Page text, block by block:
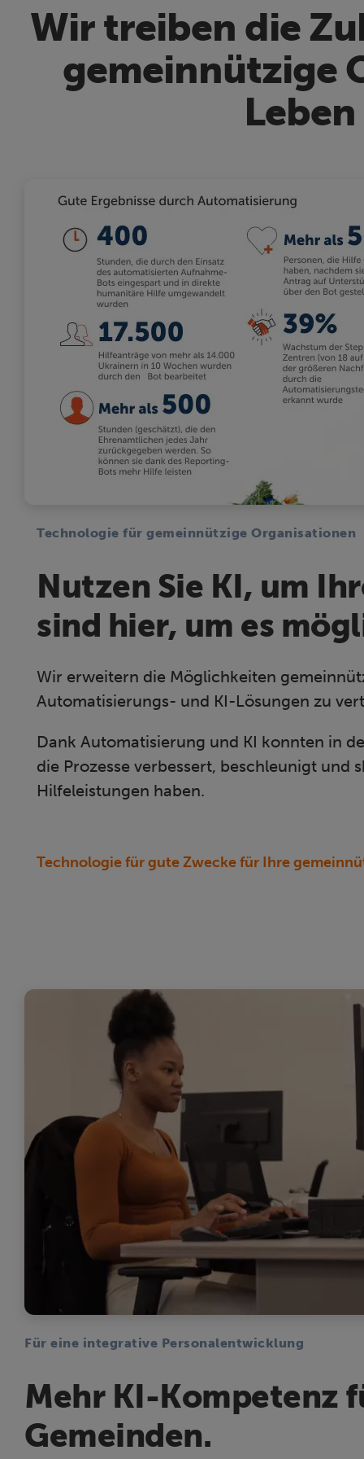
Wir treiben die
gemeinnützige
Technologie für gemeinnützige Organisationen
Nutzen Sie KI, um
sind hier, um es
Wir erweitern die Möglichkeiten
Automatisierungs- und KI-Lösungen zu
Dank Automatisierung und KI konnten in
die Prozesse verbessert, beschleunigt
Hilfeleistungen haben.
Technologie für gute Zwecke für Ihre
Für eine integrative Personalentwicklung
Mehr KI-Kompetenz
Gemeinden.